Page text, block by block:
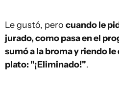
Le gustó, pero cuando le
jurado, como pasa en el
sumó a la broma y riendo
plato: "¡Eliminado!".